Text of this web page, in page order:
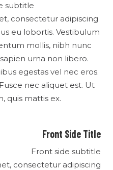
subtitle
consectetur adipiscing
eu lobortis. Vestibulum
mollis, nibh nunc
urna non libero.
egestas vel nec eros.
nec aliquet est. Ut
quis mattis ex.
Front Side Title
Front side subtitle
consectetur adipiscing